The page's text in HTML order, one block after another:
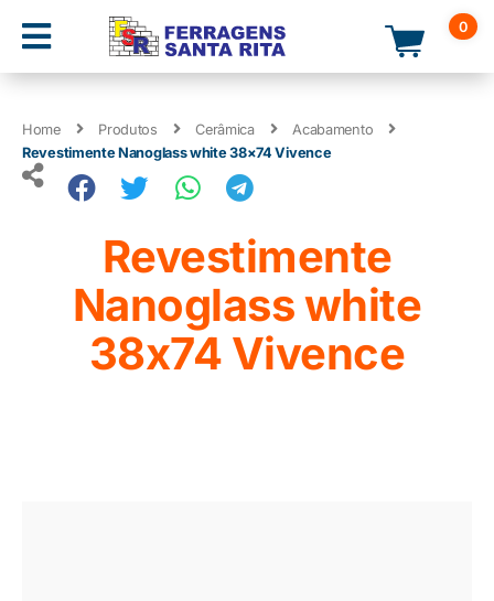
0
Home Produtos Cerâmica
Acabamento
Revestimente Nanoglass white 38×74 Vivence
Revestimente
Nanoglass white
38x74 Vivence